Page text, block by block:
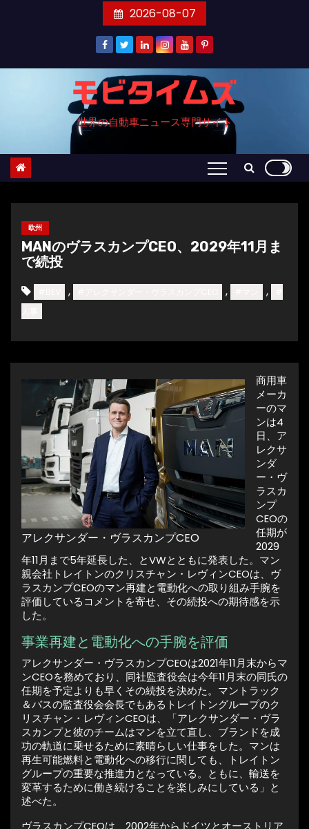
ン
プ
2026-08-07
モビタイムズ
世界の自動車ニュース専門サイト
欧州
MANのヴラスカンプCEO、2029年11月ま
で続投
, , ,
アレクサンダー・ヴラスカンプCEO
商用車
メーカ
ーのマ
ンは4
日、ア
レクサ
ンダ
ー・ヴ
ラスカ
ンプ
CEOの
任期が
2029
年11月まで5年延長した、とVWとともに発表した。マン
親会社トレイトンのクリスチャン・レヴィンCEOは、ヴ
ラスカンプCEOのマン再建と電動化への取り組み手腕を
評価しているコメントを寄せ、その続投への期待感を示
した。
事業再建と電動化への手腕を評価
アレクサンダー・ヴラスカンプCEOは2021年11月末からマ
ンCEOを務めており、同社監査役会は今年11月末の同氏の
任期を予定よりも早くその続投を決めた。マントラック
＆バスの監査役会会長でもあるトレイトングループのク
リスチャン・レヴィンCEOは、「アレクサンダー・ヴラ
スカンプと彼のチームはマンを立て直し、ブランドを成
功の軌道に乗せるために素晴らしい仕事をした。マンは
再生可能燃料と電動化への移行に関しても、トレイトン
グループの重要な推進力となっている。ともに、輸送を
変革するために働き続けることを楽しみにしている」と
述べた。
ヴラスカンプCEOは、2002年からドイツとオーストリア